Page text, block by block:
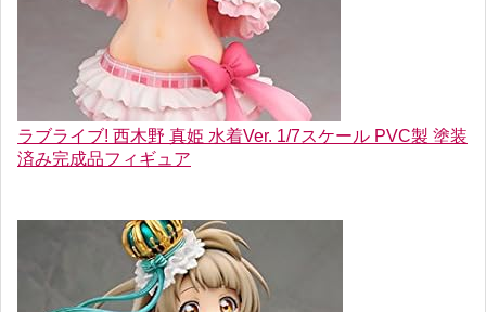
ラブライブ! 西木野 真姫 水着Ver. 1/7スケール PVC製 塗装
済み完成品フィギュア